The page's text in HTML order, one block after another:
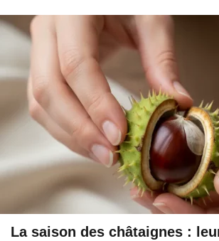
La saison des châtaignes :